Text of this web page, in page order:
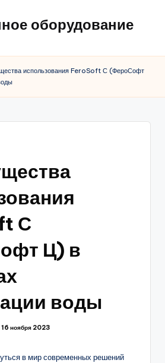
оборудование
использования FeroSoft С (ФероСофт
С
Ц) в
воды
16 ноября 2023
в мир современных решений